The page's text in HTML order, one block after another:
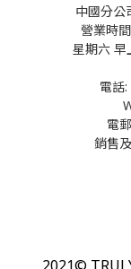
中國分公
營業時
星期六 早上
電話
電
銷售